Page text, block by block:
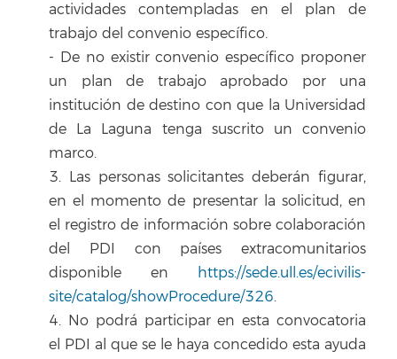
actividades contempladas en el plan de
trabajo del convenio específico.
- De no existir convenio específico proponer
un plan de trabajo aprobado por una
institución de destino con que la Universidad
de La Laguna tenga suscrito un convenio
marco.
3. Las personas solicitantes deberán figurar,
en el momento de presentar la solicitud, en
el registro de información sobre colaboración
del PDI con países extracomunitarios
disponible en https://sede.ull.es/ecivilis-
site/catalog/showProcedure/326.
4. No podrá participar en esta convocatoria
el PDI al que se le haya concedido esta ayuda